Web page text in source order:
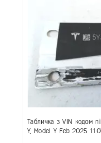
Табличка з VIN кодом
Y, Model Y Feb 2025